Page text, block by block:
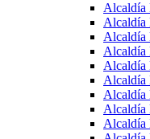
Alcaldía
Alcaldía
Alcaldía
Alcaldía
Alcaldía
Alcaldía
Alcaldía
Alcaldía
Alcaldía